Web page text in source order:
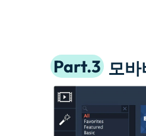
Part.3 모바